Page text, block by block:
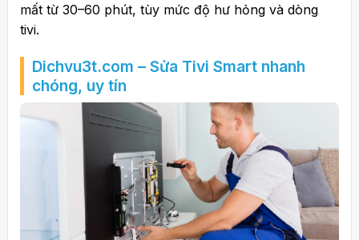
mất từ 30–60 phút, tùy mức độ hư hỏng và dòng
tivi.
Dichvu3t.com – Sửa Tivi Smart nhanh
chóng, uy tín